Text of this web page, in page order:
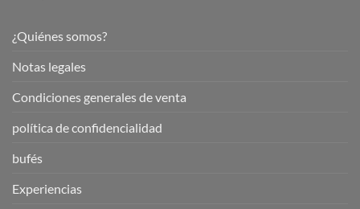
¿Quiénes somos?
Notas legales
Condiciones generales de venta
política de confidencialidad
bufés
Experiencias